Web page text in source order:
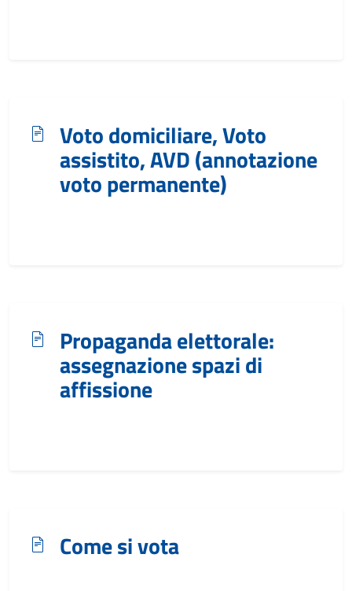
Voto domiciliare, Voto
assistito, AVD (annotazione
voto permanente)
Propaganda elettorale:
assegnazione spazi di
affissione
Come si vota